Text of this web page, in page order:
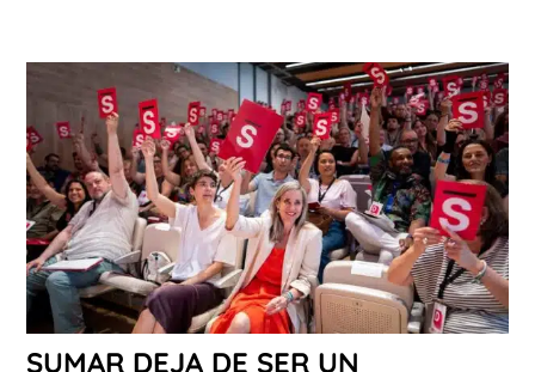
SUMAR DEJA DE SER UN